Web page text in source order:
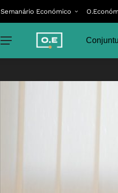
Semanário Económico